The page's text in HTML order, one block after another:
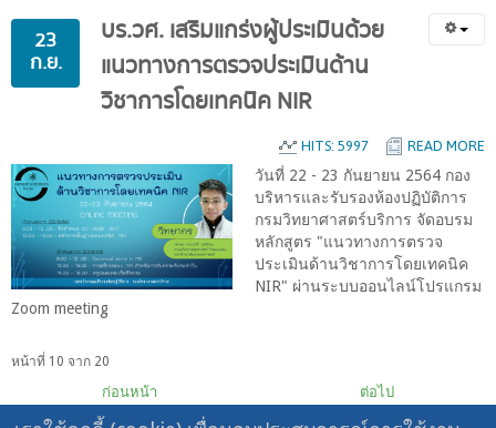
23
ก.ย.
บร.วศ.เสริมแกร่งผู้ประเมินด้วย
แนวทางการตรวจประเมินด้าน
วิชาการโดยเทคนิคNIR
READ MORE
HITS: 5997
วันที่ 22 - 23 กันยายน 2564 กอง
บริหารและรับรองห้องปฏิบัติการ
กรมวิทยาศาสตร์บริการ จัดอบรม
หลักสูตร "แนวทางการตรวจ
ประเมินด้านวิชาการโดยเทคนิค
NIR" ผ่านระบบออนไลน์โปรแกรม
Zoom meeting
หน้าที่ 10 จาก 20
ก่อนหน้า ต่อไป